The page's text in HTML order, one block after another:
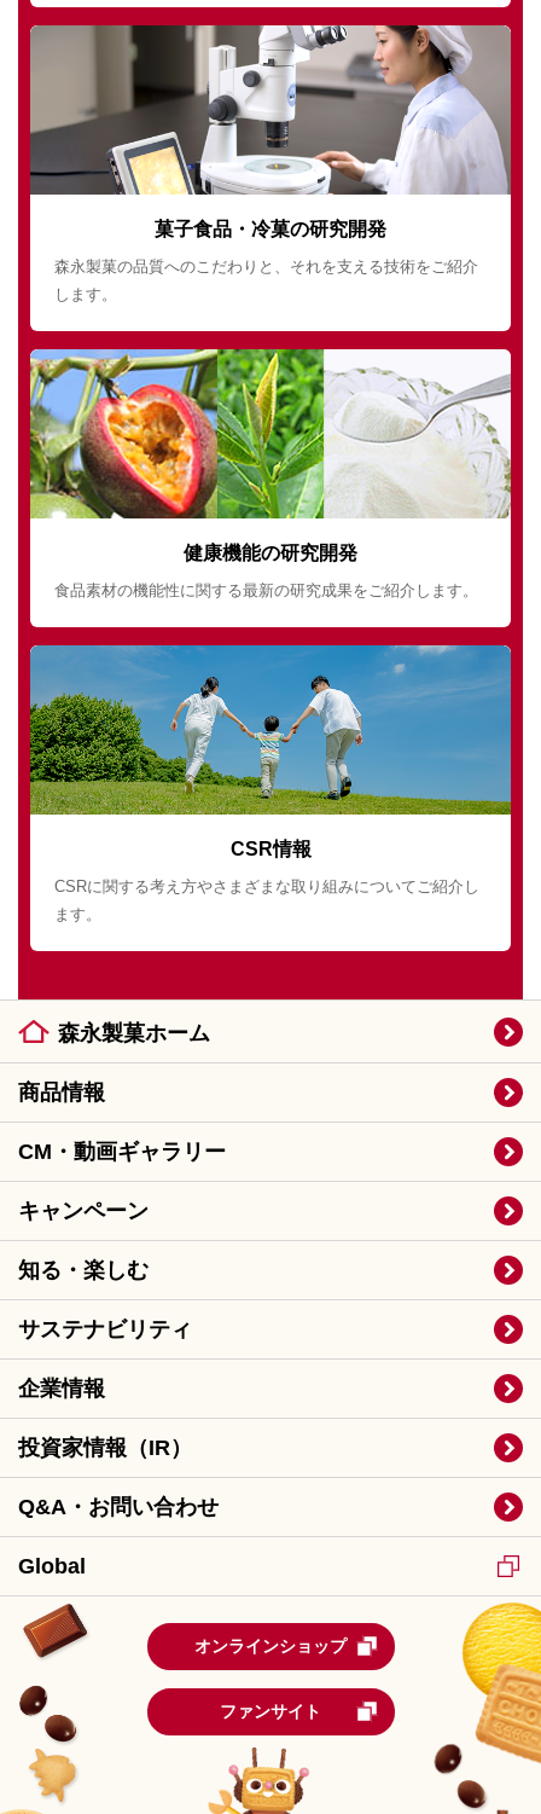
菓子食品・冷菓の研究開発
森永製菓の品質へのこだわりと、それを支える技術をご紹介
します。
健康機能の研究開発
食品素材の機能性に関する最新の研究成果をご紹介します。
CSR情報
CSRに関する考え方やさまざまな取り組みについてご紹介し
ます。
森永製菓ホーム
商品情報
CM・動画ギャラリー
キャンペーン
知る・楽しむ
サステナビリティ
企業情報
投資家情報（IR）
Q&A・お問い合わせ
Global
オンラインショップ
ファンサイト